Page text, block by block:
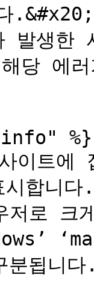
.&#x20;
생한
당 에러
%}
이트에
합니
저로
됩니